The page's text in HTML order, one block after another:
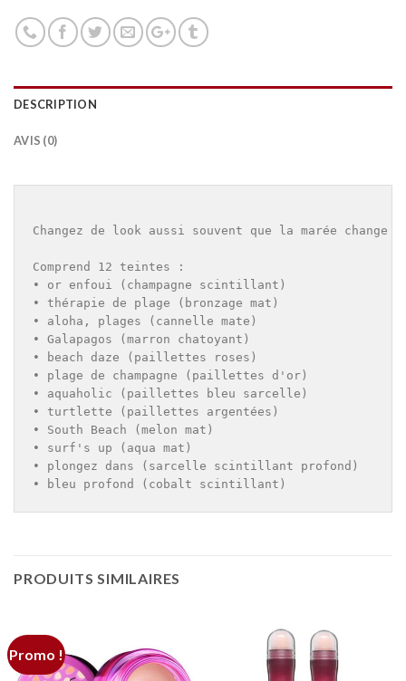
DESCRIPTION
AVIS (0)
Changez de look aussi souvent que la marée
Comprend 12 teintes :
• or enfoui (champagne scintillant)
• thérapie de plage (bronzage mat)
• aloha, plages (cannelle mate)
• Galapagos (marron chatoyant)
• beach daze (paillettes roses)
• plage de champagne (paillettes d'or)
• aquaholic (paillettes bleu sarcelle)
• turtlette (paillettes argentées)
• South Beach (melon mat)
• surf's up (aqua mat)
• plongez dans (sarcelle scintillant profond)
• bleu profond (cobalt scintillant)
PRODUITS SIMILAIRES
Promo !